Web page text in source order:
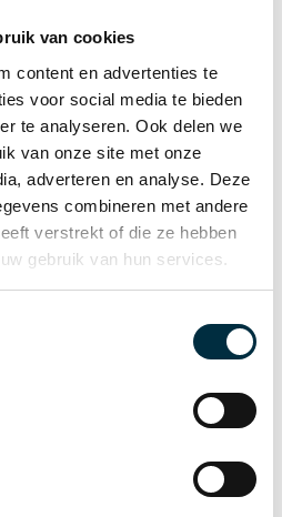
van cookies
content en advertenties te
voor social media te bieden
te analyseren. Ook delen we
van onze site met onze
adverteren en analyse. Deze
combineren met andere
verstrekt of die ze hebben
gebruik van hun services.
van dubbele
in Excel. HR werkt
en overuren moeten
systemen worden
en registratie